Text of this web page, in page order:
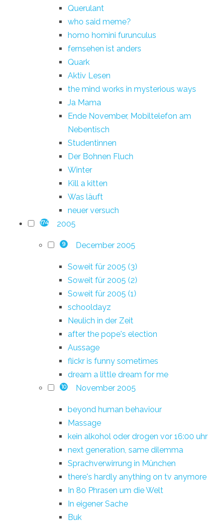
Querulant
who said meme?
homo homini furunculus
fernsehen ist anders
Quark
Aktiv Lesen
the mind works in mysterious ways
Ja Mama
Ende November, Mobiltelefon am
Nebentisch
Studentinnen
Der Bohnen Fluch
Winter
Kill a kitten
Was läuft
neuer versuch
174 2005
9 December 2005
Soweit für 2005 (3)
Soweit für 2005 (2)
Soweit für 2005 (1)
schooldayz
Neulich in der Zeit
after the pope's election
Aussage
flickr is funny sometimes
dream a little dream for me
10 November 2005
beyond human behaviour
Massage
kein alkohol oder drogen vor 16:00 uhr
next generation, same dilemma
Sprachverwirrung in München
there's hardly anything on tv anymore
In 80 Phrasen um die Welt
In eigener Sache
Buk